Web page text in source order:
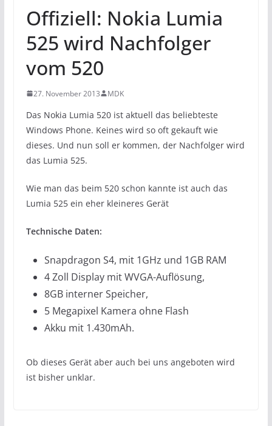
Offiziell: Nokia Lumia
525 wird Nachfolger
vom 520
27. November 2013 MDK
Das Nokia Lumia 520 ist aktuell das beliebteste
Windows Phone. Keines wird so oft gekauft wie
dieses. Und nun soll er kommen, der Nachfolger wird
das Lumia 525.
Wie man das beim 520 schon kannte ist auch das
Lumia 525 ein eher kleineres Gerät
Technische Daten:
Snapdragon S4, mit 1GHz und 1GB RAM
4 Zoll Display mit WVGA-Auflösung,
8GB interner Speicher,
5 Megapixel Kamera ohne Flash
Akku mit 1.430mAh.
Ob dieses Gerät aber auch bei uns angeboten wird
ist bisher unklar.